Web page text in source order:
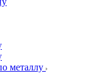
металлу